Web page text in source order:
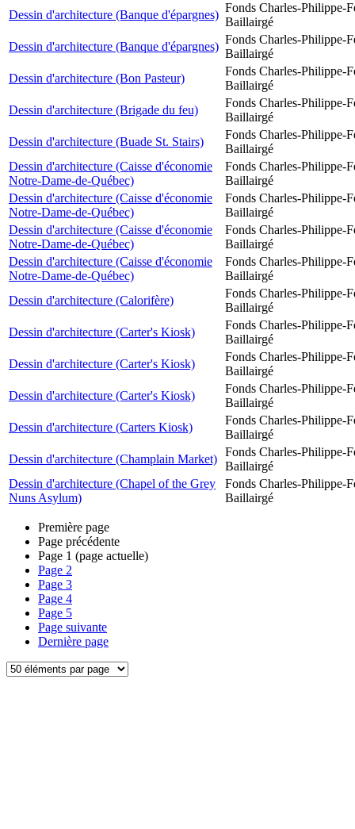
Dessin d'architecture (Banque d'épargnes)
Fonds Charles-Philippe-
Baillairgé
Dessin d'architecture (Banque d'épargnes)
Fonds Charles-Philippe-
Baillairgé
Dessin d'architecture (Bon Pasteur)
Fonds Charles-Philippe-
Baillairgé
Dessin d'architecture (Brigade du feu)
Fonds Charles-Philippe-
Baillairgé
Dessin d'architecture (Buade St. Stairs)
Fonds Charles-Philippe-
Baillairgé
Dessin d'architecture (Caisse d'économie
Notre-Dame-de-Québec)
Fonds Charles-Philippe-
Baillairgé
Dessin d'architecture (Caisse d'économie
Notre-Dame-de-Québec)
Fonds Charles-Philippe-
Baillairgé
Dessin d'architecture (Caisse d'économie
Notre-Dame-de-Québec)
Fonds Charles-Philippe-
Baillairgé
Dessin d'architecture (Caisse d'économie
Notre-Dame-de-Québec)
Fonds Charles-Philippe-
Baillairgé
Dessin d'architecture (Calorifère)
Fonds Charles-Philippe-
Baillairgé
Dessin d'architecture (Carter's Kiosk)
Fonds Charles-Philippe-
Baillairgé
Dessin d'architecture (Carter's Kiosk)
Fonds Charles-Philippe-
Baillairgé
Dessin d'architecture (Carter's Kiosk)
Fonds Charles-Philippe-
Baillairgé
Dessin d'architecture (Carters Kiosk)
Fonds Charles-Philippe-
Baillairgé
Dessin d'architecture (Champlain Market)
Fonds Charles-Philippe-
Baillairgé
Dessin d'architecture (Chapel of the Grey
Nuns Asylum)
Fonds Charles-Philippe-
Baillairgé
Première page
Page précédente
Page 1 (page actuelle)
Page 2
Page 3
Page 4
Page 5
Page suivante
Dernière page